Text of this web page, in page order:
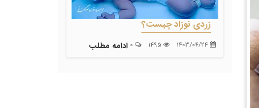
زردی نوزاد چیست؟
ادامه مطلب